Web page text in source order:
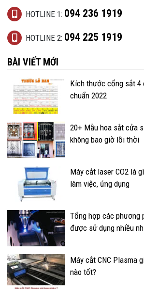
HOTLINE 1: 094 236 1919
HOTLINE 2: 094 225 1919
BÀI VIẾT MỚI
Kích thước cổng sắt 4
chuẩn 2022
20+ Mẫu hoa sắt cửa
không bao giờ lỗi thời
Máy cắt laser CO2 là
làm việc, ứng dụng
Tổng hợp các phương
được sử dụng nhiều
Máy cắt CNC Plasma
nào tốt?